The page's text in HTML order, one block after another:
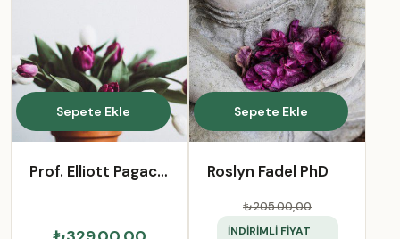
Sepete Ekle
Prof. Elliott Pagac
Sepete Ekle
Roslyn Fadel PhD
₺205.00,00
İNDİRİMLİ FİYAT